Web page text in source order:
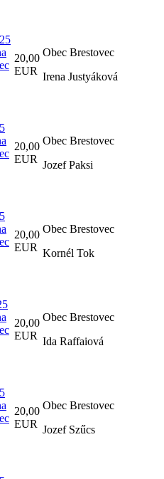
20,00
EUR
Obec Brestovec
Irena Justyáková
20,00
EUR
Obec Brestovec
Jozef Paksi
20,00
EUR
Obec Brestovec
Kornél Tok
20,00
EUR
Obec Brestovec
Ida Raffaiová
20,00
EUR
Obec Brestovec
Jozef Szűcs